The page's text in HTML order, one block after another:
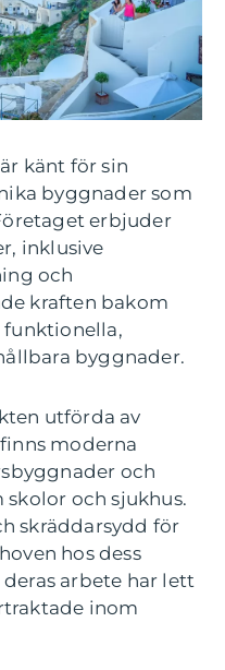
känt för sin
byggnader som
erbjuder
inklusive
och
kraften bakom
funktionella,
byggnader.
utförda av
moderna
och
och sjukhus.
skräddarsydd för
hos dess
arbete har lett
inom